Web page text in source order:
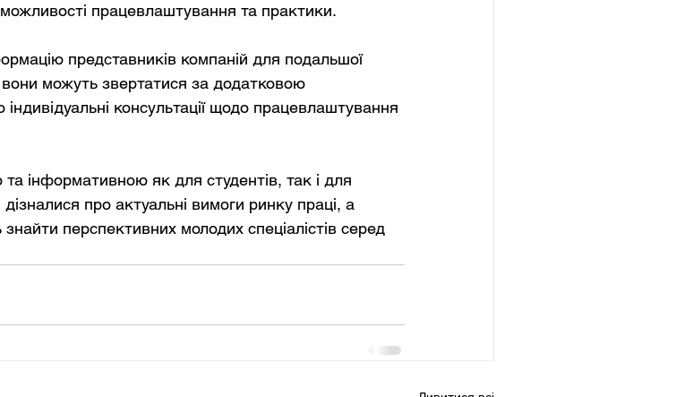
працевлаштування та практики.
представників компаній для подальшої
вони можуть звертатися за додатковою
консультації щодо працевлаштування
інформативною як для студентів, так і для
про актуальні вимоги ринку праці, а
перспективних молодих спеціалістів серед